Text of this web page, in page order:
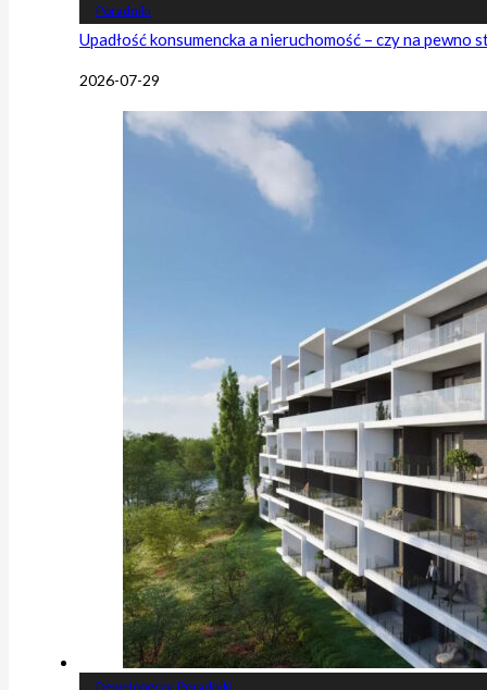
Poradniki
Upadłość konsumencka a nieruchomość – czy na pewno
2026-07-29
Deweloperzy, Poradniki